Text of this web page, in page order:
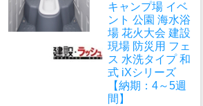
キャンプ場 イベ
ント 公園 海水浴
場 花火大会 建設
現場 防災用 フェ
ス 水洗タイプ 和
式 iXシリーズ
【納期：4～5週
間】